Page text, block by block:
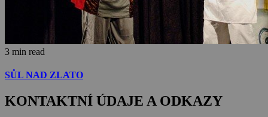
3 min read
SŮL NAD ZLATO
KONTAKTNÍ ÚDAJE A ODKAZY